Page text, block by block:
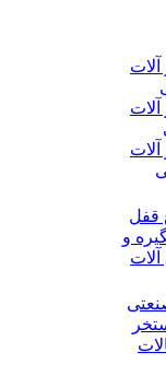
آلات
آلات
آلات
قفل
و
آلات